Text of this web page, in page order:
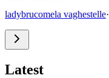
ladybrucomela vaghestelle·
Latest